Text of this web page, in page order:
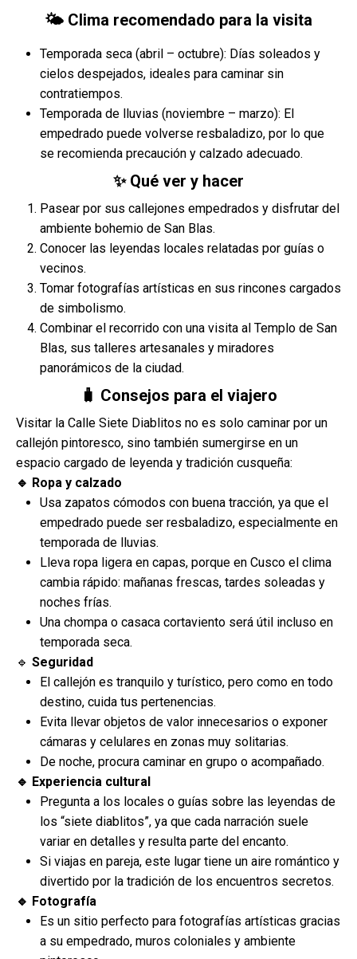
🌤️ Clima recomendado para la visita
Temporada seca (abril – octubre): Días soleados y
cielos despejados, ideales para caminar sin
contratiempos.
Temporada de lluvias (noviembre – marzo): El
empedrado puede volverse resbaladizo, por lo que
se recomienda precaución y calzado adecuado.
✨ Qué ver y hacer
Pasear por sus callejones empedrados y disfrutar del
ambiente bohemio de San Blas.
Conocer las leyendas locales relatadas por guías o
vecinos.
Tomar fotografías artísticas en sus rincones cargados
de simbolismo.
Combinar el recorrido con una visita al Templo de San
Blas, sus talleres artesanales y miradores
panorámicos de la ciudad.
🧳 Consejos para el viajero
Visitar la Calle Siete Diablitos no es solo caminar por un
callejón pintoresco, sino también sumergirse en un
espacio cargado de leyenda y tradición cusqueña:
🔹 Ropa y calzado
Usa zapatos cómodos con buena tracción, ya que el
empedrado puede ser resbaladizo, especialmente en
temporada de lluvias.
Lleva ropa ligera en capas, porque en Cusco el clima
cambia rápido: mañanas frescas, tardes soleadas y
noches frías.
Una chompa o casaca cortaviento será útil incluso en
temporada seca.
🔹 Seguridad
El callejón es tranquilo y turístico, pero como en todo
destino, cuida tus pertenencias.
Evita llevar objetos de valor innecesarios o exponer
cámaras y celulares en zonas muy solitarias.
De noche, procura caminar en grupo o acompañado.
🔹 Experiencia cultural
Pregunta a los locales o guías sobre las leyendas de
los “siete diablitos”, ya que cada narración suele
variar en detalles y resulta parte del encanto.
Si viajas en pareja, este lugar tiene un aire romántico y
divertido por la tradición de los encuentros secretos.
🔹 Fotografía
Es un sitio perfecto para fotografías artísticas gracias
a su empedrado, muros coloniales y ambiente